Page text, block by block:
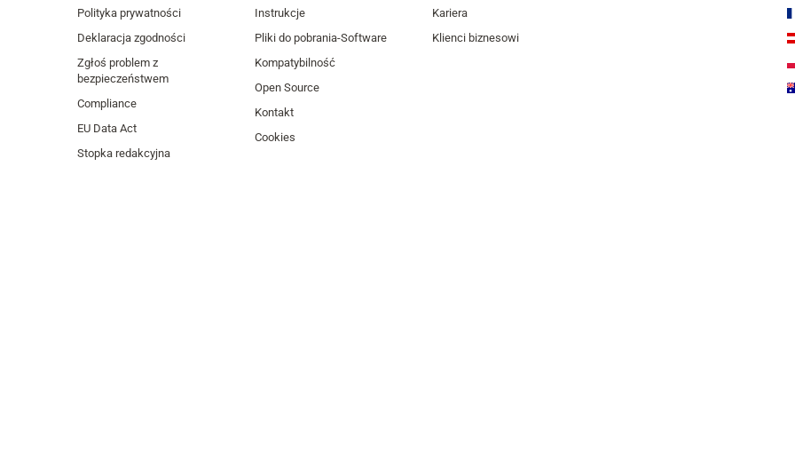
Customer Account
Shift+Alt+A
Polityka prywatności
Deklaracja zgodności
Zgłoś problem z
bezpieczeństwem
Compliance
EU Data Act
Stopka redakcyjna
Instrukcje
Pliki do pobrania-Software
Kompatybilność
Open Source
Kontakt
Cookies
Kariera
Klienci biznesowi